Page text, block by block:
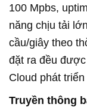
100 Mpbs,
năng chịu tải
cầu/giây theo
đặt ra đều
Cloud phát
Truyền thông